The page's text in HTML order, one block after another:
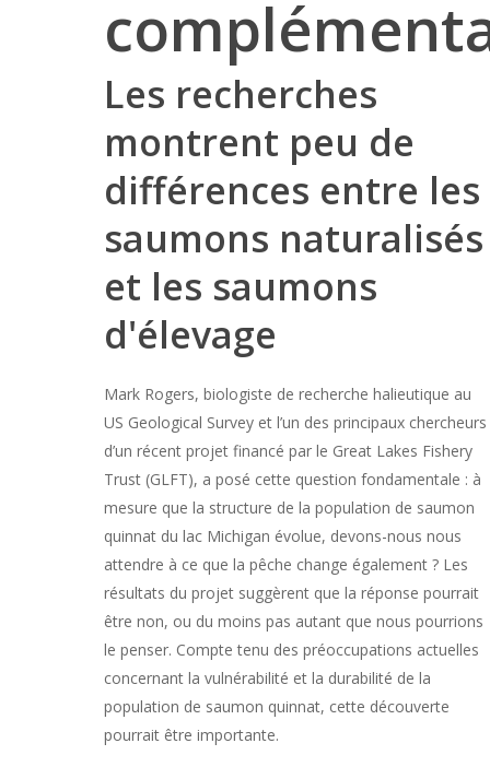
Les recherches
montrent peu de
différences entre les
saumons naturalisés
et les saumons
d'élevage
Mark Rogers, biologiste de recherche halieutique au
US Geological Survey et l’un des principaux chercheurs
d’un récent projet financé par le Great Lakes Fishery
Trust (GLFT), a posé cette question fondamentale : à
mesure que la structure de la population de saumon
quinnat du lac Michigan évolue, devons-nous nous
attendre à ce que la pêche change également ? Les
résultats du projet suggèrent que la réponse pourrait
être non, ou du moins pas autant que nous pourrions
le penser. Compte tenu des préoccupations actuelles
concernant la vulnérabilité et la durabilité de la
population de saumon quinnat, cette découverte
pourrait être importante.